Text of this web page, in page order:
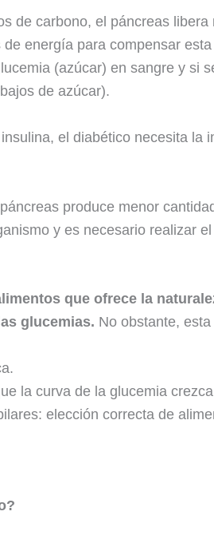
de carbono, el páncreas
energía para compensar
(azúcar) en sangre y si
de azúcar).
el diabético necesita la
produce menor
y es necesario realizar
que ofrece la
glucemias. No obstante,
la curva de la glucemia
elección correcta de